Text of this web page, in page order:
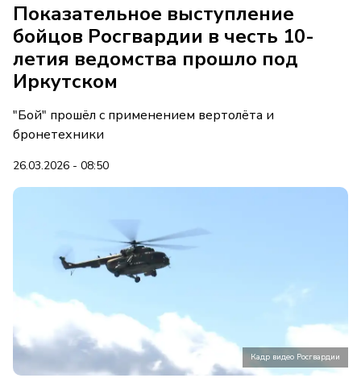
Показательное выступление
бойцов Росгвардии в честь 10-
летия ведомства прошло под
Иркутском
"Бой" прошёл с применением вертолёта и
бронетехники
26.03.2026 - 08:50
Кадр видео Росгвардии